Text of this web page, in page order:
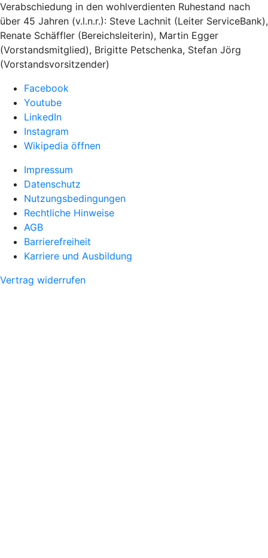
Verabschiedung in den wohlverdienten Ruhestand nach
über 45 Jahren (v.l.n.r.): Steve Lachnit (Leiter ServiceBank),
Renate Schäffler (Bereichsleiterin), Martin Egger
(Vorstandsmitglied), Brigitte Petschenka, Stefan Jörg
(Vorstandsvorsitzender)
Facebook
Youtube
LinkedIn
Instagram
Wikipedia öffnen
Impressum
Datenschutz
Nutzungsbedingungen
Rechtliche Hinweise
AGB
Barrierefreiheit
Karriere und Ausbildung
Vertrag widerrufen